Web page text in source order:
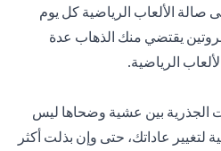
الألعاب الرياضية كل يوم
بروتين يقتضي منك الذهاب عدة
الرياضية.
الجذرية بين عشية وضحاها ليس
لتغيير عاداتك، حتى وإن بذلت أكثر